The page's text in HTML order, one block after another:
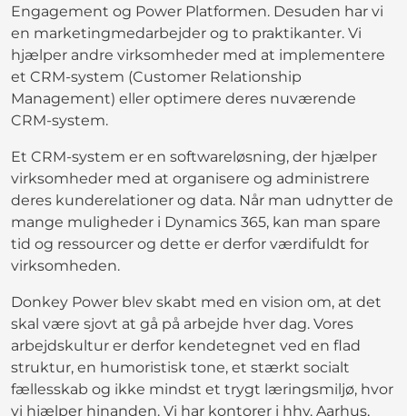
Engagement og Power Platformen. Desuden har vi
en marketingmedarbejder og to praktikanter. Vi
hjælper andre virksomheder med at implementere
et CRM-system (Customer Relationship
Management) eller optimere deres nuværende
CRM-system.
Et CRM-system er en softwareløsning, der hjælper
virksomheder med at organisere og administrere
deres kunderelationer og data. Når man udnytter de
mange muligheder i Dynamics 365, kan man spare
tid og ressourcer og dette er derfor værdifuldt for
virksomheden.
Donkey Power blev skabt med en vision om, at det
skal være sjovt at gå på arbejde hver dag. Vores
arbejdskultur er derfor kendetegnet ved en flad
struktur, en humoristisk tone, et stærkt socialt
fællesskab og ikke mindst et trygt læringsmiljø, hvor
vi hjælper hinanden. Vi har kontorer i hhv. Aarhus,